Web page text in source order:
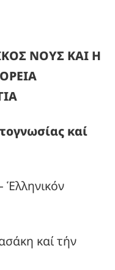
ΝΟΥΣ ΚΑΙ Η
καί
Ἑλληνικόν
καί τήν